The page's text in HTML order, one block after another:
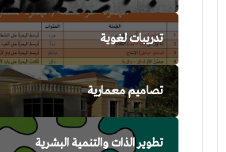
تدريبات لغوية
تصاميم معمارية
تطوير الذات والتنمية البشرية